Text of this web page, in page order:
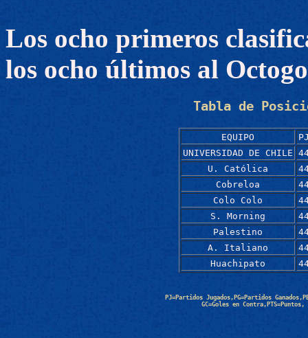
Los ocho primeros
los ocho últimos al
Tabla de
EQUIPO
UNIVERSIDAD DE CHILE
U. Católica
Cobreloa
Colo Colo
S. Morning
Palestino
A. Italiano
Huachipato
PJ=Partidos Jugados,PG=Partidos
GC=Goles en